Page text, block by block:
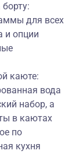
для всех
и опции
каюте:
вода
набор, а
в каютах
по
кухня